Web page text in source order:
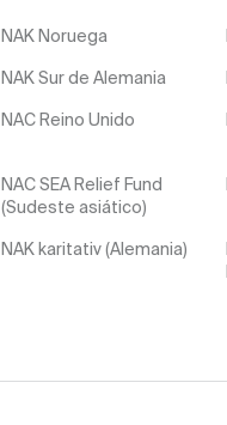
NAK Noruega
NAK Sur de Alemania
NAC Reino Unido
NAC SEA Relief Fund
(Sudeste asiático)
NAK karitativ (Alemania)